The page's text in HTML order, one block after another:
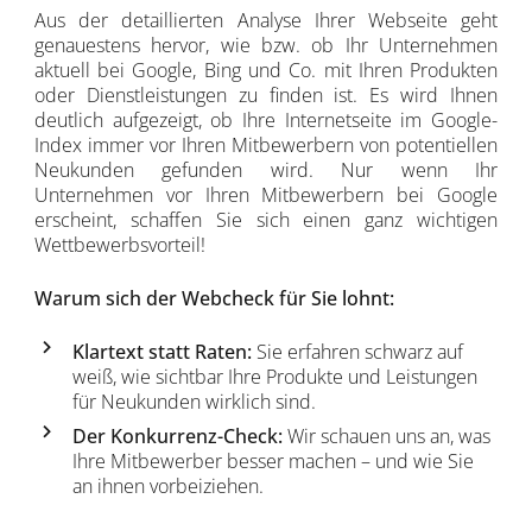
Aus der detaillierten Analyse Ihrer Webseite geht
genauestens hervor, wie bzw. ob Ihr Unternehmen
aktuell bei Google, Bing und Co. mit Ihren Produkten
oder Dienstleistungen zu finden ist. Es wird Ihnen
deutlich aufgezeigt, ob Ihre Internetseite im Google-
Index immer vor Ihren Mitbewerbern von potentiellen
Neukunden gefunden wird. Nur wenn Ihr
Unternehmen vor Ihren Mitbewerbern bei Google
erscheint, schaffen Sie sich einen ganz wichtigen
Wettbewerbsvorteil!
Warum sich der Webcheck für Sie lohnt:
Klartext statt Raten:Sie erfahren schwarz auf
weiß, wie sichtbar Ihre Produkte und Leistungen
für Neukunden wirklich sind.
Der Konkurrenz-Check:Wir schauen uns an, was
Ihre Mitbewerber besser machen – und wie Sie
an ihnen vorbeiziehen.